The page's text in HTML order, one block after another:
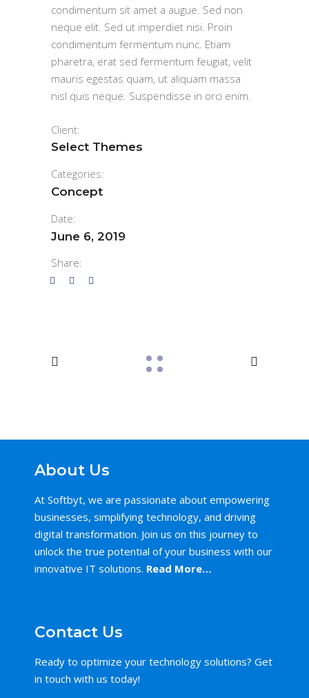
Client:
Select Themes
Categories:
Concept
Date:
June 6, 2019
Share:
condimentum sit amet a augue. Sed non
neque elit. Sed ut imperdiet nisi. Proin
condimentum fermentum nunc. Etiam
pharetra, erat sed fermentum feugiat, velit
mauris egestas quam, ut aliquam massa
nisl quis neque. Suspendisse in orci enim.
About Us
At Softbyt, we are passionate about empowering
businesses, simplifying technology, and driving
digital transformation. Join us on this journey to
unlock the true potential of your business with our
innovative IT solutions. Read More…
Contact Us
Ready to optimize your technology solutions? Get
in touch with us today!